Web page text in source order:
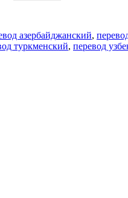
азербайджанский,
туркменский, перевод